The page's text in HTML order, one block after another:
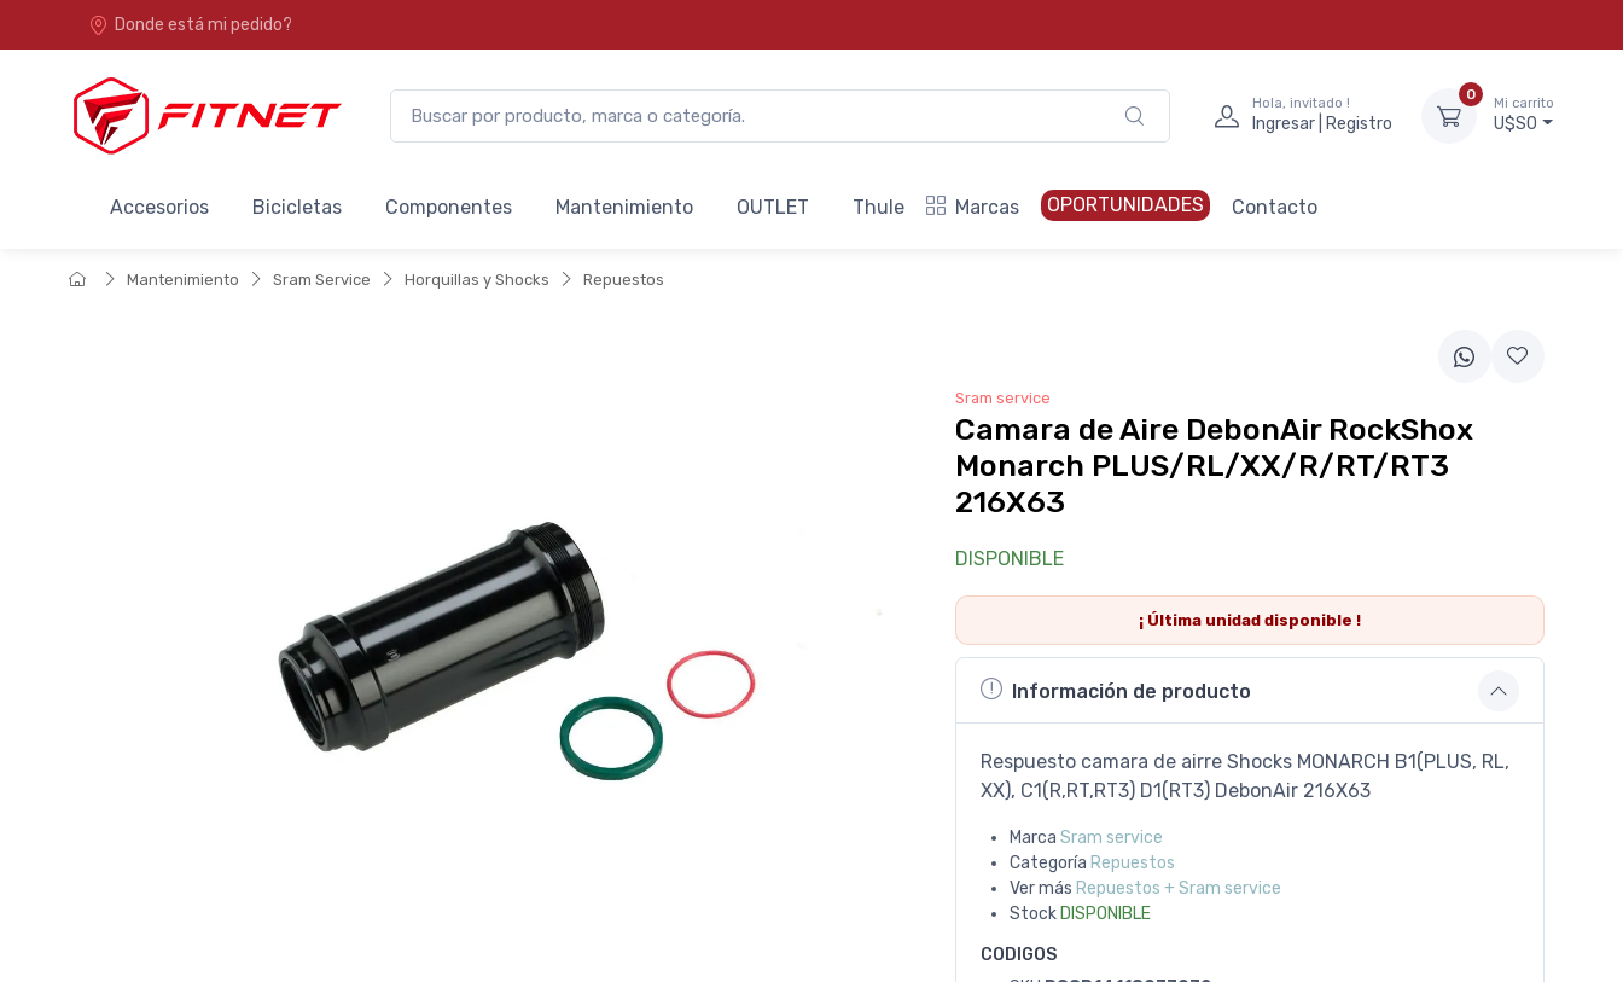
Donde está mi pedido?
Hola, invitado !
Ingresar | Registro
0
Mi carrito
U$S0
Accesorios Bicicletas Componentes Mantenimiento OUTLET Thule Marcas OPORTUNIDADES Contacto
Mantenimiento Sram Service Horquillas y Shocks Repuestos
Sram service
Camara de Aire DebonAir RockShox
Monarch PLUS/RL/XX/R/RT/RT3
216X63
DISPONIBLE
¡ Última unidaddisponible !
Información de producto
Respuesto camara de airre Shocks MONARCH B1(PLUS, RL,
XX), C1(R,RT,RT3) D1(RT3) DebonAir 216X63
Marca Sram service
Categoría Repuestos
Ver más Repuestos + Sram service
Stock DISPONIBLE
CODIGOS